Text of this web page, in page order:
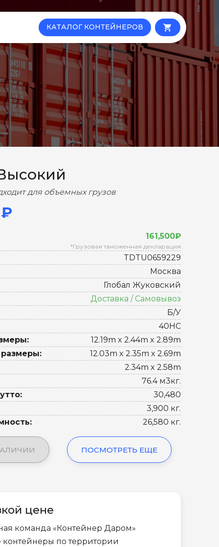
КАТАЛОГ КОНТЕЙНЕРОВ local_grocery_store
для объемных грузов
161,500₽
*Грузовая таможенная декларация
TDTU0659229
Москва
Глобал Жуковский
Доставка / Самовывоз
Б/У
40HC
12.19m x 2.44m x 2.89m
12.03m x 2.35m x 2.69m
2.34m x 2.58m
76.4 м3кг.
30,480
3,900 кг.
26,580 кг.
ПОСМОТРЕТЬ ЕЩЕ
цене
команда «Контейнер Даром»
контейнеры по территории